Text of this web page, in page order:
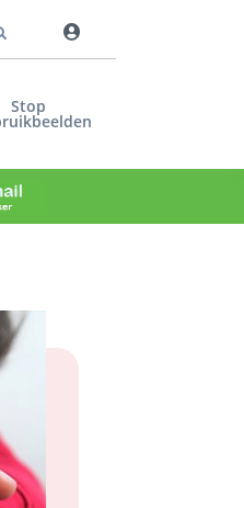
Stop